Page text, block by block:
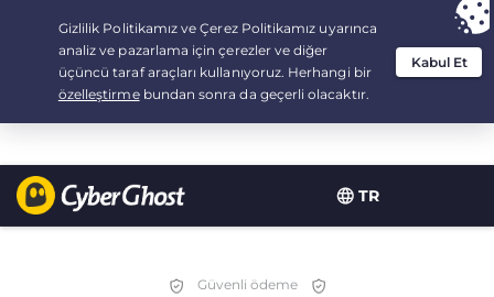
TR
Your choice: The Best Dealfor 3.3333333333333-years at $
/month
Güvenli ödeme